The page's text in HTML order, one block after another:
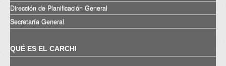
Dirección de Planificación General
Secretaría General
QUÉ ES EL CARCHI